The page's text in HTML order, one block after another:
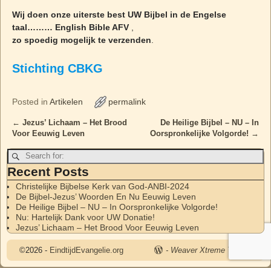
Wij doen onze uiterste best UW Bijbel in de Engelse
taal……… English Bible AFV,
zo spoedig mogelijk te verzenden.
Stichting CBKG
Posted in Artikelen permalink
Post navigation
← Jezus’ Lichaam – Het Brood
Voor Eeuwig Leven
De Heilige Bijbel – NU – In
Oorspronkelijke Volgorde! →
Recent Posts
Christelijke Bijbelse Kerk van God-ANBI-2024
De Bijbel-Jezus’ Woorden En Nu Eeuwig Leven
De Heilige Bijbel – NU – In Oorspronkelijke Volgorde!
Nu: Hartelijk Dank voor UW Donatie!
Jezus’ Lichaam – Het Brood Voor Eeuwig Leven
©2026 - EindtijdEvangelie.org - Weaver Xtreme Theme